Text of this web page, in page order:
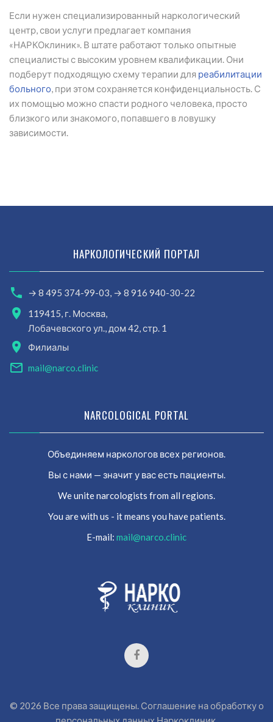
Если нужен специализированный наркологический
центр, свои услуги предлагает компания
«НАРКОклиник». В штате работают только опытные
специалисты с высоким уровнем квалификации. Они
подберут подходящую схему терапии для реабилитации
больного, при этом сохраняется конфиденциальность. С
их помощью можно спасти родного человека, просто
близкого или знакомого, попавшего в ловушку
зависимости.
НАРКОЛОГИЧЕСКИЙ ПОРТАЛ
→ 8 495 374-99-03, → 8 916 940-30-22
119415, г. Москва,
Лобачевского ул., дом 42, стр. 1
Филиалы
mail@narco.clinic
NARCOLOGICAL PORTAL
Объединяем наркологов всех регионов.
Вы с нами — значит у вас есть пациенты.
We unite narcologists from all regions.
You are with us - it means you have patients.
E-mail: mail@narco.clinic
© 2026 Все права защищены. Соглашение на обработку о